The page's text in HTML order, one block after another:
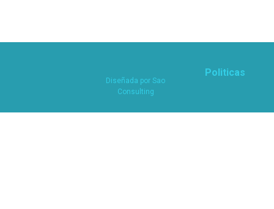
Diseñada por Sao
Consulting
Politicas